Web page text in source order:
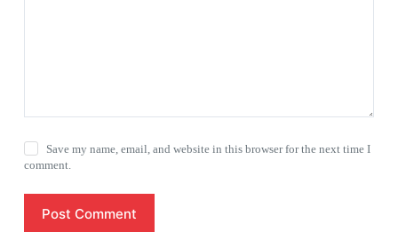
Save my name, email, and website in this browser for the next time I
comment.
Post Comment